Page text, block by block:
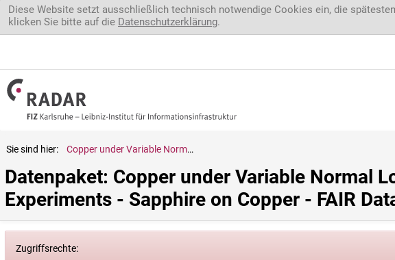
Direkt zum Inhalt
Diese Website setzt ausschließlich technisch notwendige Cookies ein, die
klicken Sie bitte auf die Datenschutzerklärung.
Sie sind hier: Copper under Variable Normal Load n0024 - Tribological Experiments - Sapphire on Copper - FAIR Dataset
Datenpaket: Copper under Variable Normal
Experiments - Sapphire on Copper - FAIR
Zugriffsrechte: